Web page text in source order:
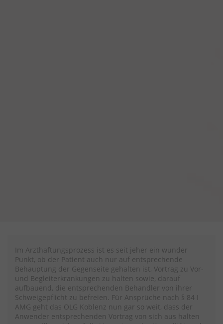
Im Arzthaftungsprozess ist es seit jeher ein wunder
Punkt, ob der Patient auch nur auf entsprechende
Behauptung der Gegenseite gehalten ist, Vortrag zu Vor-
und Begleiterkrankungen zu halten sowie, darauf
aufbauend, die entsprechenden Behandler von ihrer
Schweigepflicht zu befreien. Für Ansprüche nach § 84 I
AMG geht das OLG Koblenz nun gar so weit, dass der
Anwender entsprechenden Vortrag von sich aus halten